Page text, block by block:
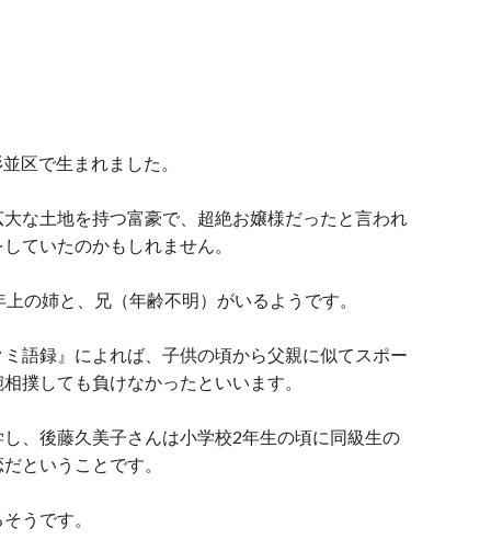
区で生まれました。
な土地を持つ富豪で、超絶お嬢様だったと言われ
ていたのかもしれません。
の姉と、兄（年齢不明）がいるようです。
語録』によれば、子供の頃から父親に似てスポー
撲しても負けなかったといいます。
、後藤久美子さんは小学校2年生の頃に同級生の
ということです。
うです。